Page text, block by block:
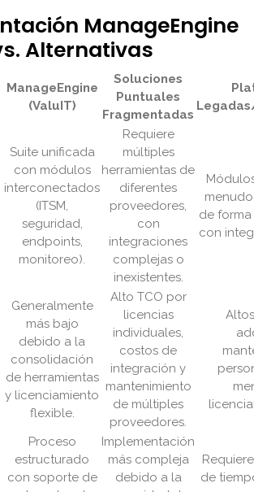
ManageEngine
Alternativas
ManageEngine
(ValuIT)
Soluciones
Puntuales
Fragmentadas
Suite unificada
con módulos
interconectados
(ITSM,
seguridad,
endpoints,
monitoreo).
Requiere
múltiples
herramientas de
diferentes
proveedores,
con
integraciones
complejas o
inexistentes.
de
con
Generalmente
más bajo
debido a la
consolidación
de herramientas
y licenciamiento
flexible.
Alto TCO por
licencias
individuales,
costos de
integración y
mantenimiento
de múltiples
proveedores.
Proceso
estructurado
con soporte de
Implementación
más compleja
debido a la
de